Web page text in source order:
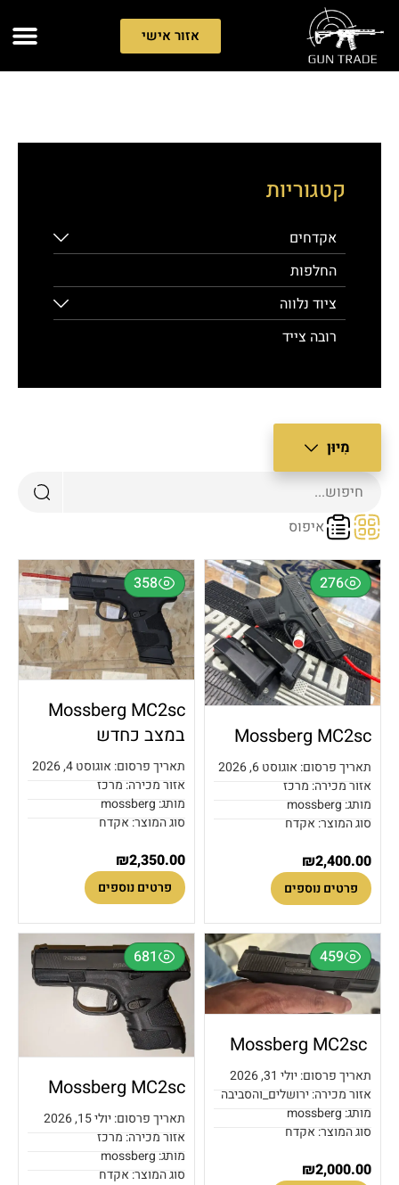
אזור אישי
קטגוריות
אקדחים
החלפות
ציוד נלווה
רובה צייד
איפוס
מִיוּן
רגיל
ביותר
ביותר
מנמוך לגבוה
מגבוה לנמוך
276
Mossberg MC2sc
תאריך פרסום: אוגוסט 6, 2026
אזור מכירה: מרכז
מותג: mossberg
סוג המוצר: אקדח
₪2,400.00
פרטים נוספים
358
Mossberg MC2sc
במצב כחדש
תאריך פרסום: אוגוסט 4, 2026
אזור מכירה: מרכז
מותג: mossberg
סוג המוצר: אקדח
₪2,350.00
פרטים נוספים
459
תאריך פרסום: יולי 31, 2026
אזור מכירה: ירושלים_והסביבה
מותג: mossberg
סוג המוצר: אקדח
₪2,000.00
681
Mossberg MC2sc
תאריך פרסום: יולי 15, 2026
אזור מכירה: מרכז
מותג: mossberg
סוג המוצר: אקדח